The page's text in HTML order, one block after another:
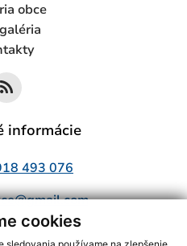
cookies
obce
informácie
493 076